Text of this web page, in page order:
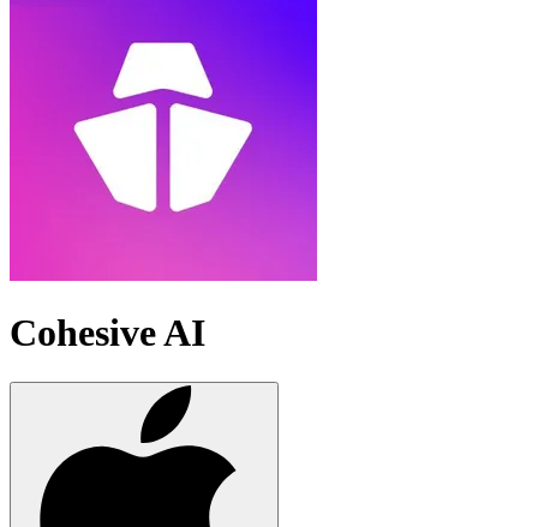
Cohesive AI